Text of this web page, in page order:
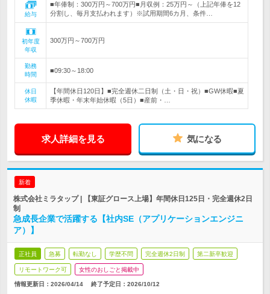
給与
■年俸制：300万円～700万円■月収例：25万円～（上記年俸を12
分割し、毎月支払われます）※試用期間6カ月、条件…
初年度
年収
300万円～700万円
勤務
時間
■09:30～18:00
休日
休暇
【年間休日120日】■完全週休二日制（土・日・祝）■GW休暇■夏
季休暇・年末年始休暇（5日）■産前・…
求人詳細を見る 気になる
新着
株式会社ミラタップ | 【東証グロース上場】年間休日125日・完全週休2日
制
急成長企業で活躍する【社内SE（アプリケーションエンジニ
ア）】
正社員 急募 転勤なし 学歴不問 完全週休2日制 第二新卒歓迎
リモートワーク可 女性のおしごと掲載中
情報更新日：2026/04/14 終了予定日： 2026/10/12